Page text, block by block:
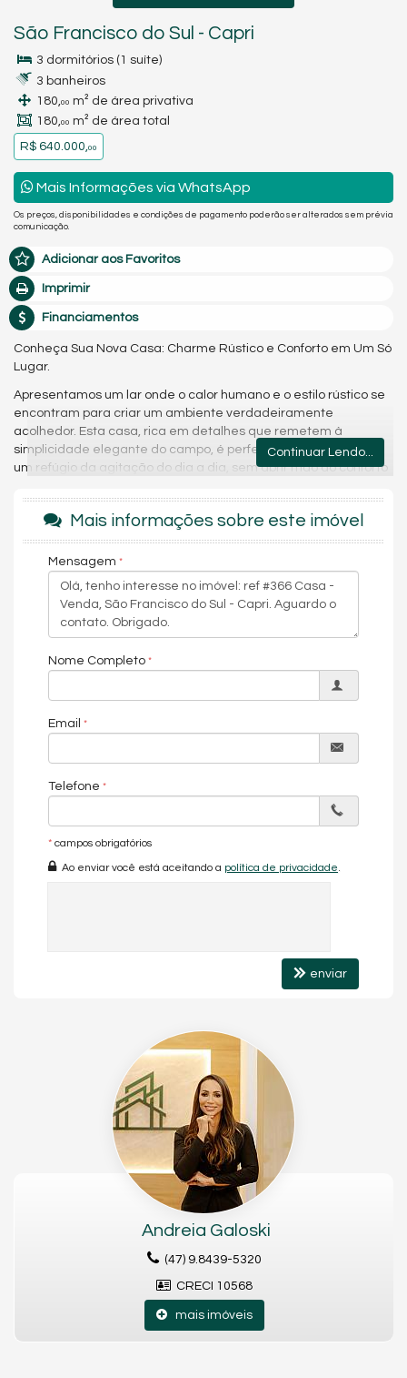
São Francisco do Sul - Capri
3 dormitórios (1 suíte)
3 banheiros
180,00 m² de área privativa
180,00 m² de área total
R$ 640.000,00
Mais Informações via WhatsApp
Os preços, disponibilidades e condições de pagamento poderão ser alterados sem prévia
comunicação.
Adicionar aos Favoritos
Imprimir
Financiamentos
Conheça Sua Nova Casa: Charme Rústico e Conforto em Um Só
Lugar.
Apresentamos um lar onde o calor humano e o estilo rústico se
encontram para criar um ambiente verdadeiramente
acolhedor. Esta casa, rica em detalhes que remetem à
simplicidade elegante do campo, é perfeita para quem busca
um refúgio da agitação do dia a dia, sem abrir mão do conforto
Ao adentrar, você será recebido por um amplo salão que
combina sala de estar, jantar e cozinha em um único espaço
momento em casa uma oportunidade para criar memórias
afetivas ao lado de quem se ama.
A cozinha, prática e acolhedora, está pronta para testemunhar
a criação de pratos que aquecem o coração e reúnem a
Esta residência conta com 03 dormitórios confortáveis, sendo
01 suíte, proporcionando privacidade e tranquilidade para
necessidades diárias de seus moradores, combinando
funcionalidade com o charme rústico que permeia cada canto.
convite ao aproveitamento dos dias ensolarados em boa
companhia. Externamente, a casa oferece uma garagem
espaçosa para 02 carros e uma varanda convidativa. Seu novo
lar espera por você!
Continuar Lendo...
Mais informações sobre este imóvel
Mensagem
Nome Completo
Email
Telefone
* campos obrigatórios
Ao enviar você está aceitando a política de privacidade
enviar
Andreia Galoski
(47) 9.8439-5320
CRECI 10568
mais imóveis